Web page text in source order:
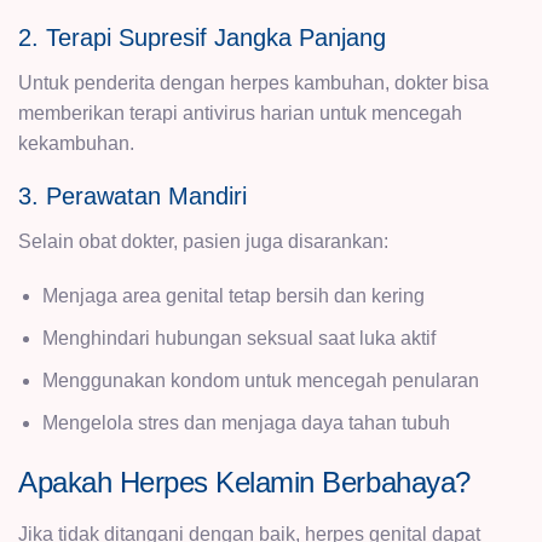
2. Terapi Supresif Jangka Panjang
Untuk penderita dengan herpes kambuhan, dokter bisa
memberikan terapi antivirus harian untuk mencegah
kekambuhan.
3. Perawatan Mandiri
Selain obat dokter, pasien juga disarankan:
Menjaga area genital tetap bersih dan kering
Menghindari hubungan seksual saat luka aktif
Menggunakan kondom untuk mencegah penularan
Mengelola stres dan menjaga daya tahan tubuh
Apakah Herpes Kelamin Berbahaya?
Jika tidak ditangani dengan baik, herpes genital dapat